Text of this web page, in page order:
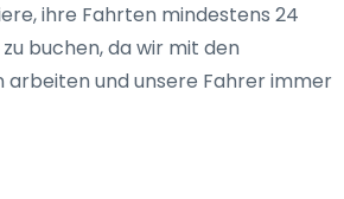
ihre Fahrten mindestens 24
buchen, da wir mit den
arbeiten und unsere Fahrer immer